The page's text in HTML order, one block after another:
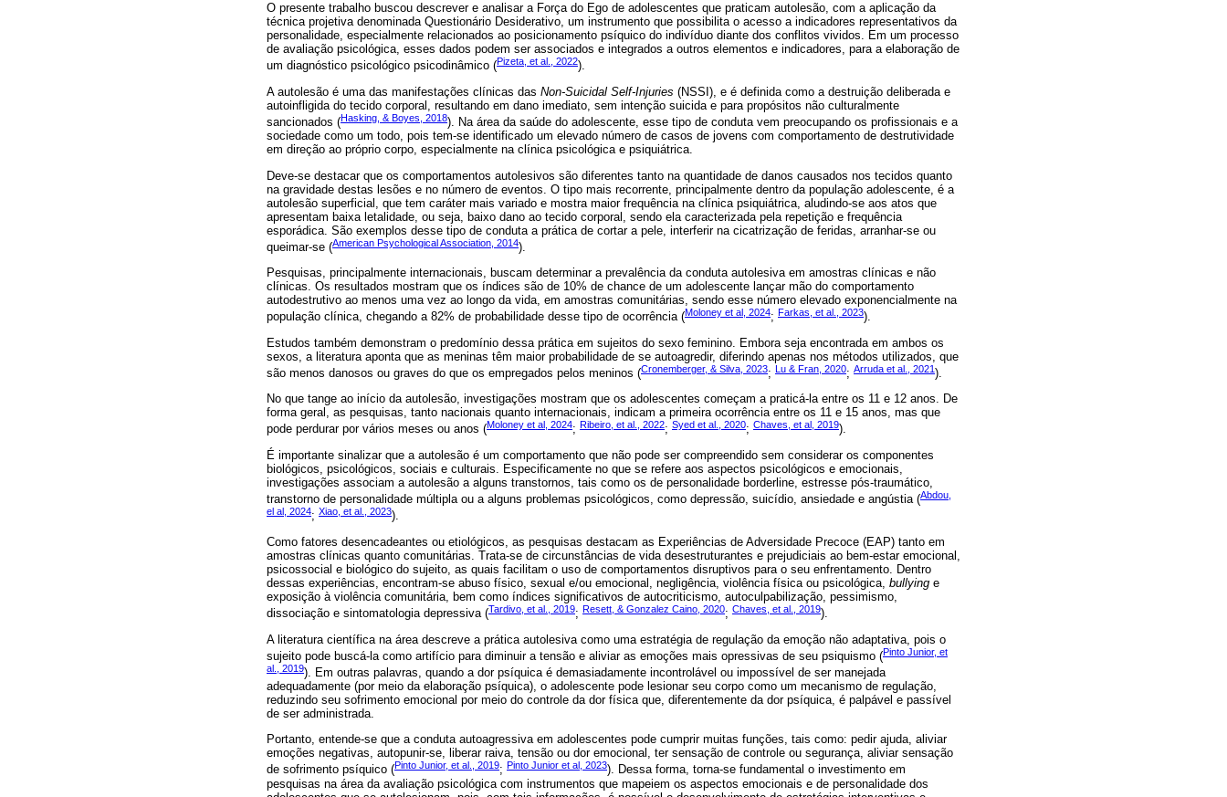
O presente trabalho buscou descrever e analisar a Força do Ego de adolescentes que praticam autolesão, com a aplicação da
técnica projetiva denominada Questionário Desiderativo, um instrumento que possibilita o acesso a indicadores representativos da
personalidade, especialmente relacionados ao posicionamento psíquico do indivíduo diante dos conflitos vividos. Em um processo
de avaliação psicológica, esses dados podem ser associados e integrados a outros elementos e indicadores, para a elaboração de
um diagnóstico psicológico psicodinâmico (Pizeta, et al., 2022).
A autolesão é uma das manifestações clínicas das Non-Suicidal Self-Injuries (NSSI), e é definida como a destruição deliberada e
autoinfligida do tecido corporal, resultando em dano imediato, sem intenção suicida e para propósitos não culturalmente
sancionados (Hasking, & Boyes, 2018). Na área da saúde do adolescente, esse tipo de conduta vem preocupando os profissionais e a
sociedade como um todo, pois tem-se identificado um elevado número de casos de jovens com comportamento de destrutividade
em direção ao próprio corpo, especialmente na clínica psicológica e psiquiátrica.
Deve-se destacar que os comportamentos autolesivos são diferentes tanto na quantidade de danos causados nos tecidos quanto
na gravidade destas lesões e no número de eventos. O tipo mais recorrente, principalmente dentro da população adolescente, é a
autolesão superficial, que tem caráter mais variado e mostra maior frequência na clínica psiquiátrica, aludindo-se aos atos que
apresentam baixa letalidade, ou seja, baixo dano ao tecido corporal, sendo ela caracterizada pela repetição e frequência
esporádica. São exemplos desse tipo de conduta a prática de cortar a pele, interferir na cicatrização de feridas, arranhar-se ou
queimar-se (American Psychological Association, 2014).
Pesquisas, principalmente internacionais, buscam determinar a prevalência da conduta autolesiva em amostras clínicas e não
clínicas. Os resultados mostram que os índices são de 10% de chance de um adolescente lançar mão do comportamento
autodestrutivo ao menos uma vez ao longo da vida, em amostras comunitárias, sendo esse número elevado exponencialmente na
população clínica, chegando a 82% de probabilidade desse tipo de ocorrência (Moloney et al, 2024; Farkas, et al., 2023).
Estudos também demonstram o predomínio dessa prática em sujeitos do sexo feminino. Embora seja encontrada em ambos os
sexos, a literatura aponta que as meninas têm maior probabilidade de se autoagredir, diferindo apenas nos métodos utilizados, que
são menos danosos ou graves do que os empregados pelos meninos (Cronemberger, & Silva, 2023; Lu & Fran, 2020; Arruda et al., 2021).
No que tange ao início da autolesão, investigações mostram que os adolescentes começam a praticá-la entre os 11 e 12 anos. De
forma geral, as pesquisas, tanto nacionais quanto internacionais, indicam a primeira ocorrência entre os 11 e 15 anos, mas que
pode perdurar por vários meses ou anos (Moloney et al, 2024; Ribeiro, et al., 2022; Syed et al., 2020; Chaves, et al, 2019).
É importante sinalizar que a autolesão é um comportamento que não pode ser compreendido sem considerar os componentes
biológicos, psicológicos, sociais e culturais. Especificamente no que se refere aos aspectos psicológicos e emocionais,
investigações associam a autolesão a alguns transtornos, tais como os de personalidade borderline, estresse pós-traumático,
transtorno de personalidade múltipla ou a alguns problemas psicológicos, como depressão, suicídio, ansiedade e angústia (Abdou,
el al, 2024; Xiao, et al., 2023).
Como fatores desencadeantes ou etiológicos, as pesquisas destacam as Experiências de Adversidade Precoce (EAP) tanto em
amostras clínicas quanto comunitárias. Trata-se de circunstâncias de vida desestruturantes e prejudiciais ao bem-estar emocional,
psicossocial e biológico do sujeito, as quais facilitam o uso de comportamentos disruptivos para o seu enfrentamento. Dentro
dessas experiências, encontram-se abuso físico, sexual e/ou emocional, negligência, violência física ou psicológica, bullying e
exposição à violência comunitária, bem como índices significativos de autocriticismo, autoculpabilização, pessimismo,
dissociação e sintomatologia depressiva (Tardivo, et al., 2019; Resett, & Gonzalez Caino, 2020; Chaves, et al., 2019).
A literatura científica na área descreve a prática autolesiva como uma estratégia de regulação da emoção não adaptativa, pois o
sujeito pode buscá-la como artifício para diminuir a tensão e aliviar as emoções mais opressivas de seu psiquismo (Pinto Junior, et
al., 2019). Em outras palavras, quando a dor psíquica é demasiadamente incontrolável ou impossível de ser manejada
adequadamente (por meio da elaboração psíquica), o adolescente pode lesionar seu corpo como um mecanismo de regulação,
reduzindo seu sofrimento emocional por meio do controle da dor física que, diferentemente da dor psíquica, é palpável e passível
de ser administrada.
Portanto, entende-se que a conduta autoagressiva em adolescentes pode cumprir muitas funções, tais como: pedir ajuda, aliviar
emoções negativas, autopunir-se, liberar raiva, tensão ou dor emocional, ter sensação de controle ou segurança, aliviar sensação
de sofrimento psíquico (Pinto Junior, et al., 2019; Pinto Junior et al, 2023). Dessa forma, torna-se fundamental o investimento em
pesquisas na área da avaliação psicológica com instrumentos que mapeiem os aspectos emocionais e de personalidade dos